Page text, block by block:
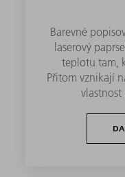
Barevné
laserový
teplotu tam,
Přitom vznikají
vlastnost